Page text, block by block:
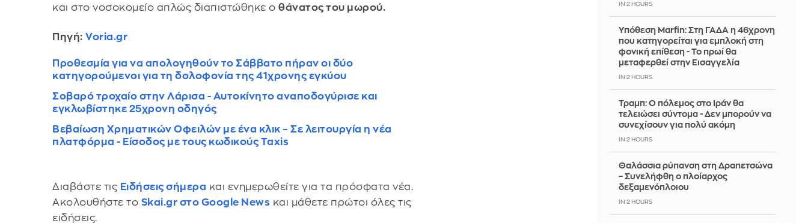
και στο νοσοκομείο απλώς διαπιστώθηκε οθάνατος του μωρού.
Πηγή: Voria.gr
Προθεσμία για να απολογηθούν το Σάββατο πήραν οι δύο
κατηγορούμενοι για τη δολοφονία της 41χρονης εγκύου
Σοβαρό τροχαίο στην Λάρισα - Αυτοκίνητο αναποδογύρισε και
εγκλωβίστηκε 25χρονη οδηγός
Βεβαίωση Χρηματικών Οφειλών με ένα κλικ – Σε λειτουργία η νέα
πλατφόρμα - Είσοδος με τους κωδικούς Taxis
Διαβάστε τις Ειδήσεις σήμερα και ενημερωθείτε για τα πρόσφατα νέα.
Ακολουθήστε το Skai.gr στο Google News και μάθετε πρώτοι όλες τις
ειδήσεις.
IN 2 HOURS
Υπόθεση Marfin: Στη ΓΑΔΑ η 46χρονη
που κατηγορείται για εμπλοκή στη
φονική επίθεση - Το πρωί θα
μεταφερθεί στην Εισαγγελία
IN 2 HOURS
Τραμπ: Ο πόλεμος στο Ιράν θα
τελειώσει σύντομα - Δεν μπορούν να
συνεχίσουν για πολύ ακόμη
IN 2 HOURS
Θαλάσσια ρύπανση στη Δραπετσώνα
– Συνελήφθη ο πλοίαρχος
δεξαμενόπλοιου
IN 2 HOURS